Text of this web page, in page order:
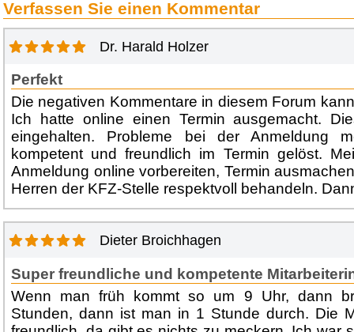
Verfassen Sie einen Kommentar
Dr. Harald Holzer
Perfekt
Die negativen Kommentare in diesem Forum
Ich hatte online einen Termin ausgemacht.
eingehalten. Probleme bei der Anmeldung
kompetent und freundlich im Termin gelöst.
Anmeldung online vorbereiten, Termin
Herren der KFZ-Stelle respektvoll behandeln.
Dieter Broichhagen
Super freundliche und kompetente
Wenn man früh kommt so um 9 Uhr, dann
Stunden, dann ist man in 1 Stunde durch. Die